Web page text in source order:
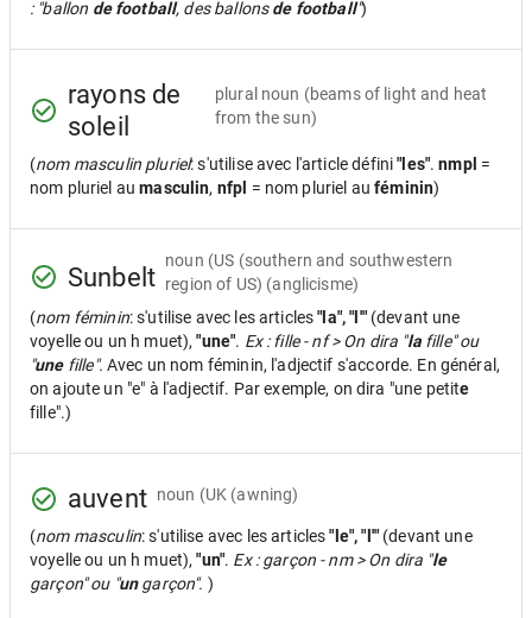
: "ballon de football, des ballonsde football")
rayons de
soleil
plural noun (beams of light and heat
from the sun)
(nom masculin pluriel: s'utilise avec l'article défini"les".nmpl =
nom pluriel aumasculin, nfpl = nom pluriel auféminin)
Sunbelt
noun (US (southern and southwestern
region of US) (anglicisme)
(nom féminin: s'utilise avec les articles"la", "l'" (devant une
voyelle ou un h muet),"une". Ex : fille - nf > On dira "lafille" ou
"unefille". Avec un nom féminin, l'adjectif s'accorde. En général,
on ajoute un "e" à l'adjectif. Par exemple, on dira "une petite
fille".)
auvent noun (UK (awning)
(nom masculin: s'utilise avec les articles"le", "l'" (devant une
voyelle ou un h muet),"un". Ex : garçon - nm > On dira "le
garçon" ou "ungarçon". )